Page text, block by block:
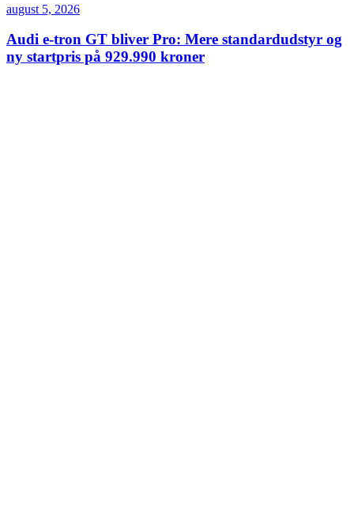
august 5, 2026
Audi e-tron GT bliver Pro: Mere standardudstyr og
ny startpris på 929.990 kroner